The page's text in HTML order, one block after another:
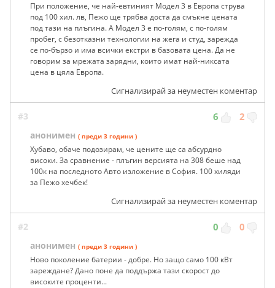
При положение, че най-евтиният Модел 3 в Европа струва
под 100 хил. лв, Пежо ще трябва доста да смъкне цената
под тази на плъгина. А Модел 3 е по-голям, с по-голям
пробег, с безотказни технологии на жега и студ, зарежда
се по-бързо и има всички екстри в базовата цена. Да не
говорим за мрежата зарядни, които имат най-никсата
цена в цяла Европа.
Сигнализирай за неуместен коментар
#3 6 2
анонимен ( преди 3 години )
Хубаво, обаче подозирам, че цените ще са абсурдно
високи. За сравнение - плъгин версията на 308 беше над
100к на последното Авто изложение в София. 100 хиляди
за Пежо хечбек!
Сигнализирай за неуместен коментар
#2 0 0
анонимен ( преди 3 години )
Ново поколение батерии - добре. Но защо само 100 кВт
зареждане? Дано поне да поддържа тази скорост до
високите проценти...